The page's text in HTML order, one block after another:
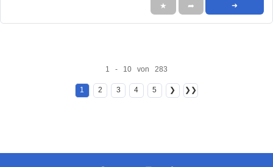
★ ➦ ➜
1 - 10 von 283
1 2 3 4 5 ❯ ❯❯